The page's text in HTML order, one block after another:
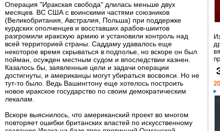
Операция "Иракская свобода" длилась меньше двух
месяцев. ВС США с воинскими частями союзников
(Великобритания, Австралия, Польша) при поддержке
курдских ополченцев и восставших арабов-шиитов
разгромили иракскую армию и установили контроль над
всей территорией страны. Саддаму удавалось еще
некоторое время скрываться в подполье, но вскоре он был
пойман, осужден местным судом и впоследствии казнен.
Казалось бы, заявленные цели и задачи операции
достигнуты, и американцы могут убираться восвояси. Но не
тут-то было. Ведь Вашингтону еще хотелось построить
новое иракское государство по своим демократическим
лекалам.
Вскоре выяснилось, что американский проект во многом
повторяет ошибки британских властей по искусственному